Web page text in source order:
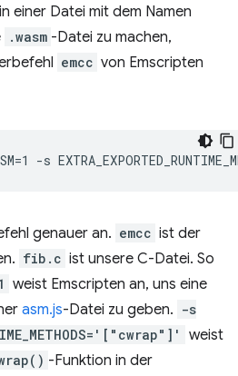
einer Datei mit dem Namen
.wasm -Datei zu machen,
emcc von Emscripten
genauer an. emcc ist der
fib.c ist unsere C-Datei. So
weist Emscripten an, uns eine
asm.js-Datei zu geben. -s
weist
-Funktion in der